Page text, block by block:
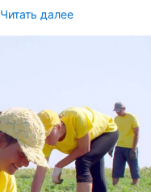
Читать далее